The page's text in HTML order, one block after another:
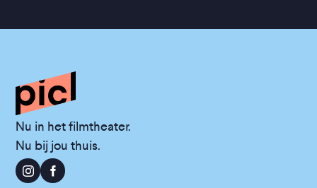
Nu in het filmtheater.
Nu bij jou thuis.